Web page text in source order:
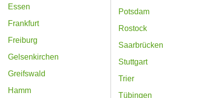
Essen
Frankfurt
Freiburg
Gelsenkirchen
Greifswald
Hamm
Potsdam
Rostock
Saarbrücken
Stuttgart
Trier
Tübingen